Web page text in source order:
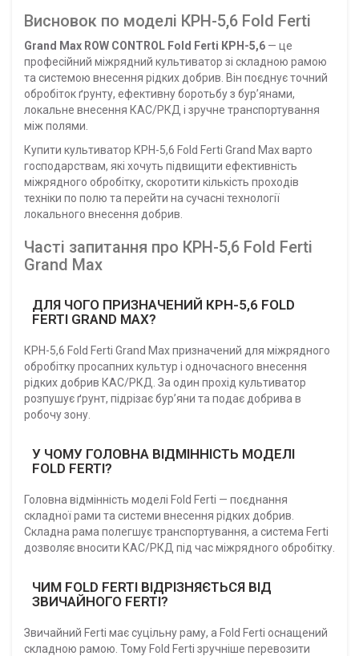
Висновок по моделі КРН-5,6 Fold Ferti
Grand Max ROW CONTROL Fold Ferti КРН-5,6 — це
професійний міжрядний культиватор зі складною рамою
та системою внесення рідких добрив. Він поєднує точний
обробіток ґрунту, ефективну боротьбу з бур’янами,
локальне внесення КАС/РКД і зручне транспортування
між полями.
Купити культиватор КРН-5,6 Fold Ferti Grand Max варто
господарствам, які хочуть підвищити ефективність
міжрядного обробітку, скоротити кількість проходів
техніки по полю та перейти на сучасні технології
локального внесення добрив.
Часті запитання про КРН-5,6 Fold Ferti
Grand Max
ДЛЯ ЧОГО ПРИЗНАЧЕНИЙ КРН-5,6 FOLD
FERTI GRAND MAX?
КРН-5,6 Fold Ferti Grand Max призначений для міжрядного
обробітку просапних культур і одночасного внесення
рідких добрив КАС/РКД. За один прохід культиватор
розпушує ґрунт, підрізає бур’яни та подає добрива в
робочу зону.
У ЧОМУ ГОЛОВНА ВІДМІННІСТЬ МОДЕЛІ
FOLD FERTI?
Головна відмінність моделі Fold Ferti — поєднання
складної рами та системи внесення рідких добрив.
Складна рама полегшує транспортування, а система Ferti
дозволяє вносити КАС/РКД під час міжрядного обробітку.
ЧИМ FOLD FERTI ВІДРІЗНЯЄТЬСЯ ВІД
ЗВИЧАЙНОГО FERTI?
Звичайний Ferti має суцільну раму, а Fold Ferti оснащений
складною рамою. Тому Fold Ferti зручніше перевозити